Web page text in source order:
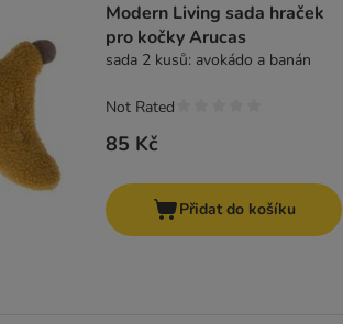
Modern Living sada hraček
pro kočky Arucas
sada 2 kusů: avokádo a banán
85 Kč
Not Rated
Přidat do košíku